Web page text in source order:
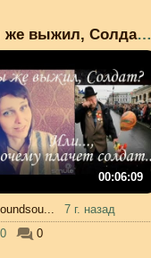
Ты же выжил, Солдат! (и...
00:06:09
7 г. назад
0
0